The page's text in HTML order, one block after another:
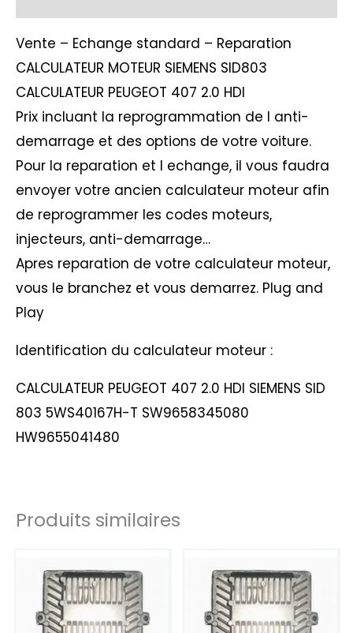
Vente – Echange standard – Reparation
CALCULATEUR MOTEUR SIEMENS SID803
CALCULATEUR PEUGEOT 407 2.0 HDI
Prix incluant la reprogrammation de l anti-
demarrage et des options de votre voiture.
Pour la reparation et l echange, il vous faudra
envoyer votre ancien calculateur moteur afin
de reprogrammer les codes moteurs,
injecteurs, anti-demarrage…
Apres reparation de votre calculateur moteur,
vous le branchez et vous demarrez. Plug and
Play
Identification du calculateur moteur :
CALCULATEUR PEUGEOT 407 2.0 HDI SIEMENS SID
803 5WS40167H-T SW9658345080
HW9655041480
Produits similaires